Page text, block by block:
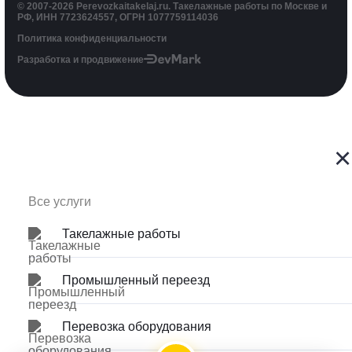
×
Такелажные работы
Промышленный переезд
Перевозка оборудования
© 2007-2026 Perevozkaitakelaj.ru. Такелажные работы по Москве и
РФ, ИНН 7723624557, ОГРН 1077759114036
Политика конфиденциальности
Разработка и продвижение